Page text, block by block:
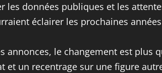
les données publiques et les
éclairer les prochaines
annonces, le changement est plus
et un recentrage sur une figure